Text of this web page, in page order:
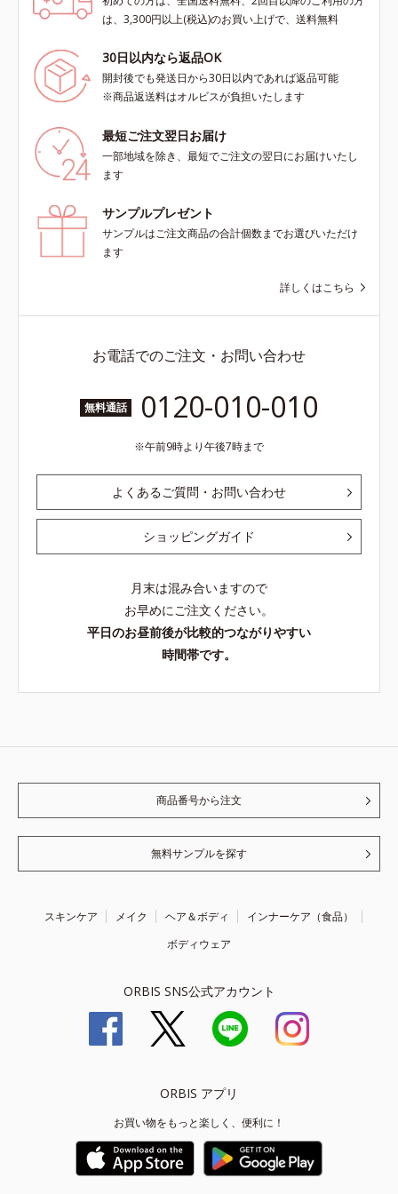
は、3,300円以上(税込)のお買い上げで、送料無料
30日以内なら返品OK
開封後でも発送日から30日以内であれば返品可能
※商品返送料はオルビスが負担いたします
最短ご注文翌日お届け
一部地域を除き、最短でご注文の翌日にお届けいたし
ます
サンプルプレゼント
サンプルはご注文商品の合計個数までお選びいただけ
ます
詳しくはこちら
お電話でのご注文・お問い合わせ
無料通話 0120-010-010
午前9時より午後7時まで
よくあるご質問・お問い合わせ
ショッピングガイド
月末は混み合いますので
お早めにご注文ください。
平日のお昼前後が比較的つながりやすい
時間帯です。
商品番号から注文
無料サンプルを探す
スキンケア メイク ヘア＆ボディ
インナーケア（食品）
ボディウェア
ORBIS SNS公式アカウント
ORBIS アプリ
お買い物をもっと楽しく、便利に！